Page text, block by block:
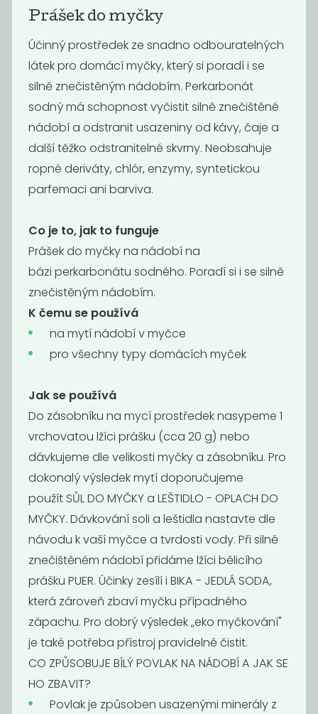
Čisticí písek
125 / Kg
Změkčovač
vody
129
Novinka
320Kč/ Kg 75Kč/ Kg
Novinka
Momentálně
nedostupné
Odstraňovač
vodního
kamene –...
169
Novinka
Tablety do
myčky na
nádobí...
265
Prášek do myčky
Účinný prostředek ze snadno odbouratelných
látek pro domácí myčky, který si poradí i se
silně znečistěným nádobím. Perkarbonát
sodný má schopnost vyčistit silně znečištěné
nádobí a odstranit usazeniny od kávy, čaje a
další těžko odstranitelné skvrny. Neobsahuje
ropné deriváty, chlór, enzymy, syntetickou
parfemaci ani barviva.
Co je to, jak to funguje
Prášek do myčky na nádobí na
bázi perkarbonátu sodného. Poradí si i se silně
znečistěným nádobím.
K čemu se používá
na mytí nádobí v myčce
pro všechny typy domácích myček
Jak se používá
Do zásobníku na mycí prostředek nasypeme 1
vrchovatou lžíci prášku (cca 20 g) nebo
dávkujeme dle velikosti myčky a zásobníku. Pro
dokonalý výsledek mytí doporučujeme
použít SŮL DO MYČKY a LEŠTIDLO - OPLACH DO
MYČKY. Dávkování soli a leštidla nastavte dle
návodu k vaší myčce a tvrdosti vody. Při silně
znečištěném nádobí přidáme lžíci bělicího
prášku PUER. Účinky zesílí i BIKA - JEDLÁ SODA,
která zároveň zbaví myčku případného
zápachu. Pro dobrý výsledek „eko myčkování"
je také potřeba přístroj pravidelně čistit.
CO ZPŮSOBUJE BÍLÝ POVLAK NA NÁDOBÍ A JAK SE
HO ZBAVIT?
Povlak je způsoben usazenými minerály z